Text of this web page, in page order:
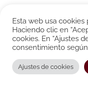
Esta web usa cookies
Haciendo clic en
cookies. En “Ajustes
consentimiento
Ajustes de cookies